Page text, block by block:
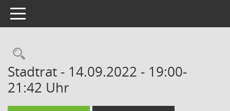
Toggle navigation
Rechercheauswahl
Stadtrat - 14.09.2022 - 19:00-
21:42 Uhr